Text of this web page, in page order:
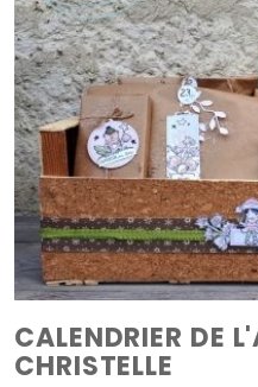
CALENDRIER DE
CHRISTELLE